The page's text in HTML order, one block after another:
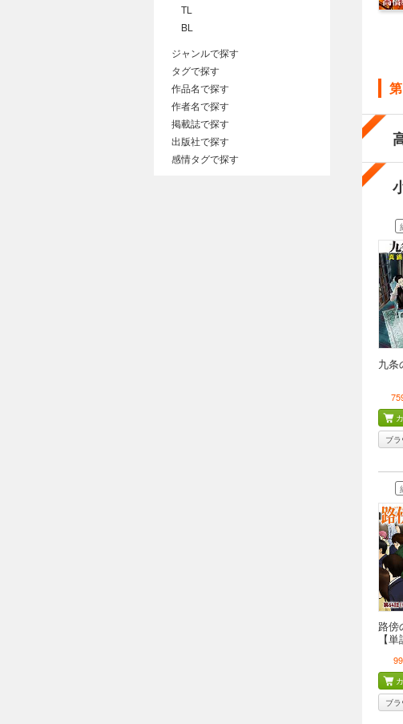
TL
BL
ジャンルで探す
タグで探す
作品名で探す
作者名で探す
掲載誌で探す
出版社で探す
感情タグで探す
九条
ブ
路傍
【
ブ